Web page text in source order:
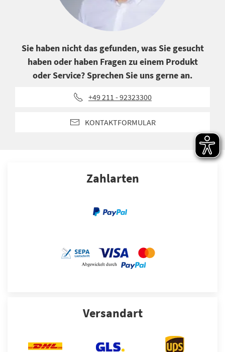
Sie haben nicht das gefunden, was Sie gesucht
haben oder haben Fragen zu einem Produkt
oder Service? Sprechen Sie uns gerne an.
+49 211 - 92323300
KONTAKTFORMULAR
Zahlarten
Versandart